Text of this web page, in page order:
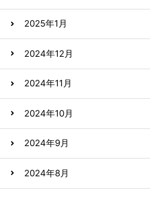
2025年1月
2024年12月
2024年11月
2024年10月
2024年9月
2024年8月